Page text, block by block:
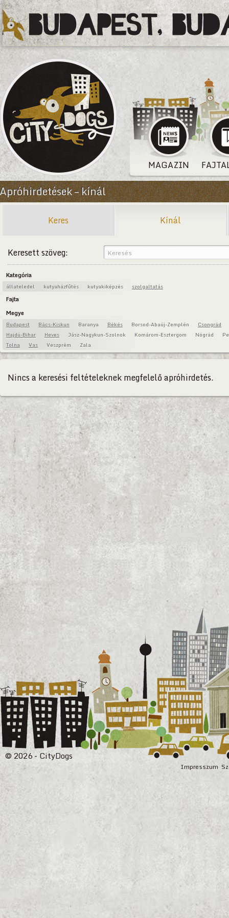
MAGAZIN
Apróhirdetések – kínál
Keres Kínál
Keresett szöveg:
Kategória
állateledel kutyaházfűtés kutyakiképzés szolgaltatás
Fajta
Megye
Budapest Bács-Kiskun Baranya Békés Borsod-Abaúj-Zemplén
Csongrád
Hajdú-Bihar
Heves Jász-Nagykun-Szolnok Komárom-Esztergom Nógrád
Tolna
Vas Veszprém Zala
Nincs a keresési feltételeknek megfelelő apróhirdetés.
Impresszum
© 2026 - CityDogs